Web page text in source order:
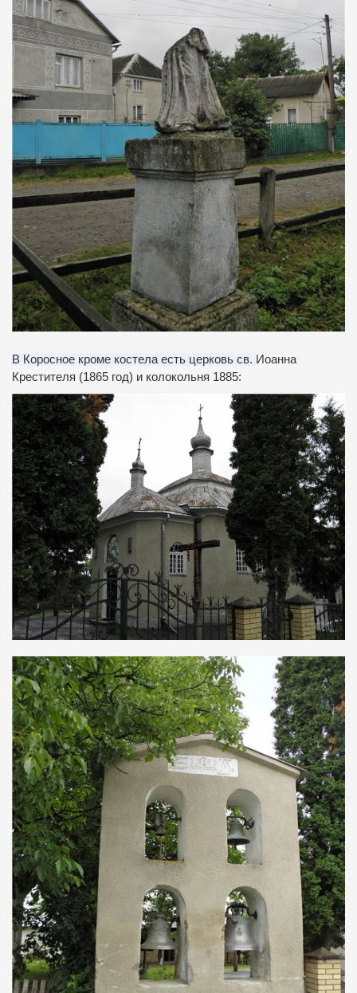
В Коросное кроме костела есть церковь св. Иоанна
Крестителя (1865 год) и колокольня 1885: